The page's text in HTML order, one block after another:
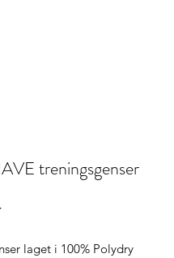
treningsgenser
Pris
laget i 100% Polydry